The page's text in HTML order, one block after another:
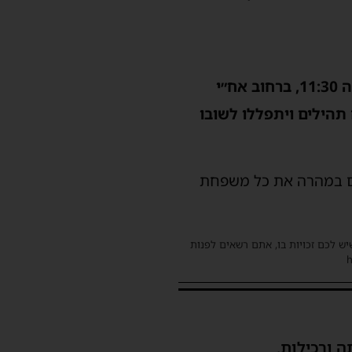
במסיבת עונג שבת לצעירים, היום בליל שבת – בשעה 21:00, ומחר ביום השבת בשעה 11:30, ברחוב אח״י
תהילים ויתפללו לשובו
במהרה את כל משפחת
לכם זכויות בו, אתם רשאים לפנות
ורכילות.